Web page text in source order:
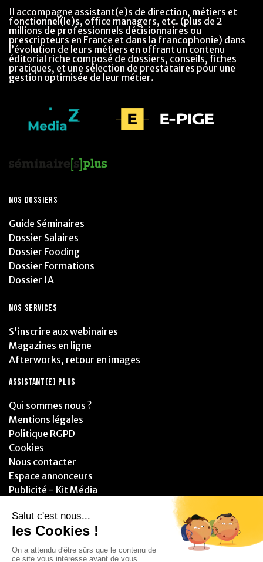
Il accompagne assistant(e)s de direction, métiers et
fonctionnel(le)s, office managers, etc. (plus de 2
millions de professionnels décisionnaires ou
prescripteurs en France et dans la francophonie) dans
l’évolution de leurs métiers en offrant un contenu
éditorial riche composé de dossiers, conseils, fiches
pratiques, et une sélection de prestataires pour une
gestion optimisée de leur métier.
NOS DOSSIERS
Guide Séminaires
Dossier Salaires
Dossier Fooding
Dossier Formations
Dossier IA
NOS SERVICES
S'inscrire aux webinaires
Magazines en ligne
Afterworks, retour en images
ASSISTANT(E) PLUS
Qui sommes nous ?
Mentions légales
Politique RGPD
Cookies
Nous contacter
Espace annonceurs
Publicité - Kit Média
PARTENAIRES